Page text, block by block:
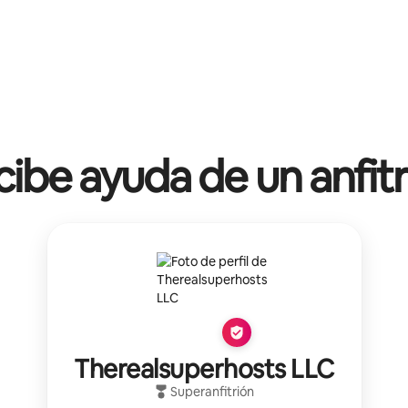
ayuda de un
Therealsuperhosts LLC
Superanfitrión